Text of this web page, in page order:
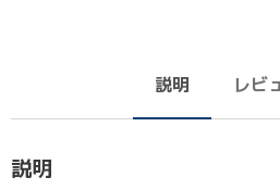
説明 レビ
説明